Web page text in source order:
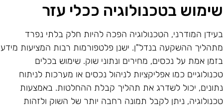
בטכנולוגיה ככלי עזר
המודרני, הטכנולוגיה הפכה להיות חלק בלתי נפרד
ההשקעה בנדל"ן. ישנן פלטפורמות רבות המציעות מידע
אמת על נכסים, מחירים ונתוני שוק. שימוש בכלים
כמו אפליקציות לניהול נכסים או מערכות לניתוח
יכול לשדרג את תהליך קבלת ההחלטות. באמצעות
ניתן לקבל תמונה רחבה יותר של השוק ולזהות